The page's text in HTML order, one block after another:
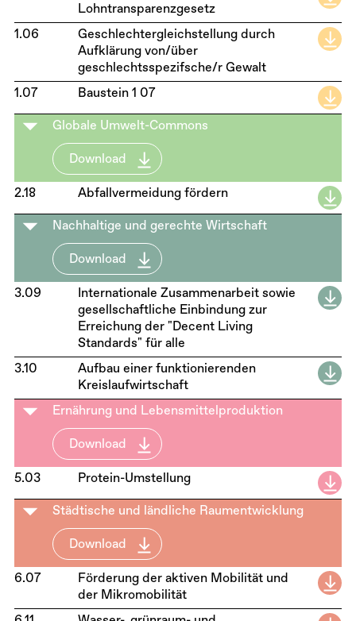
Lohntransparenzgesetz
1.06
Geschlechtergleichstellung durch
Aufklärung von/über
geschlechtsspezifsche/r Gewalt
1.07
Baustein 1 07
Globale Umwelt-Commons
Download
2.18 Abfallvermeidung fördern
Nachhaltige und gerechte Wirtschaft
Download
3.09
Internationale Zusammenarbeit sowie
gesellschaftliche Einbindung zur
Erreichung der "Decent Living
Standards" für alle
3.10
Aufbau einer funktionierenden
Kreislaufwirtschaft
Ernährung und Lebensmittelproduktion
Download
5.03 Protein-Umstellung
Städtische und ländliche Raumentwicklung
Download
6.07
Förderung der aktiven Mobilität und
der Mikromobilität